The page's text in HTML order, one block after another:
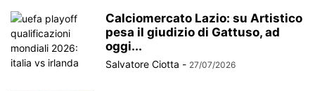
Calciomercato Lazio: su Artistico
pesa il giudizio di Gattuso, ad
oggi...
Salvatore Ciotta - 27/07/2026